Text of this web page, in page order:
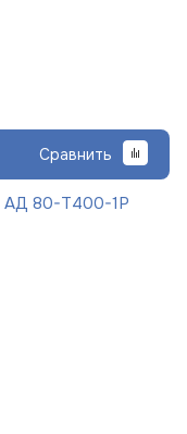
Сравнить
АД 80-Т400-1Р